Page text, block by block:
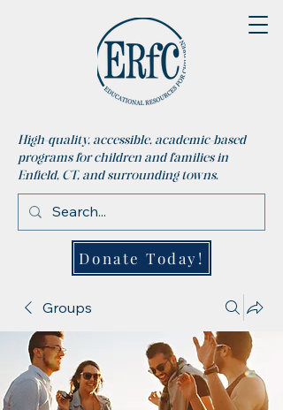
High-quality, accessible, academic-based
programs for children and families in
Enfield, CT, and surrounding towns.
Donate Today!
Groups